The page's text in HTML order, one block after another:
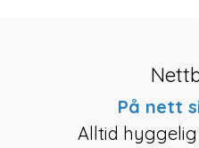
På nett
Alltid